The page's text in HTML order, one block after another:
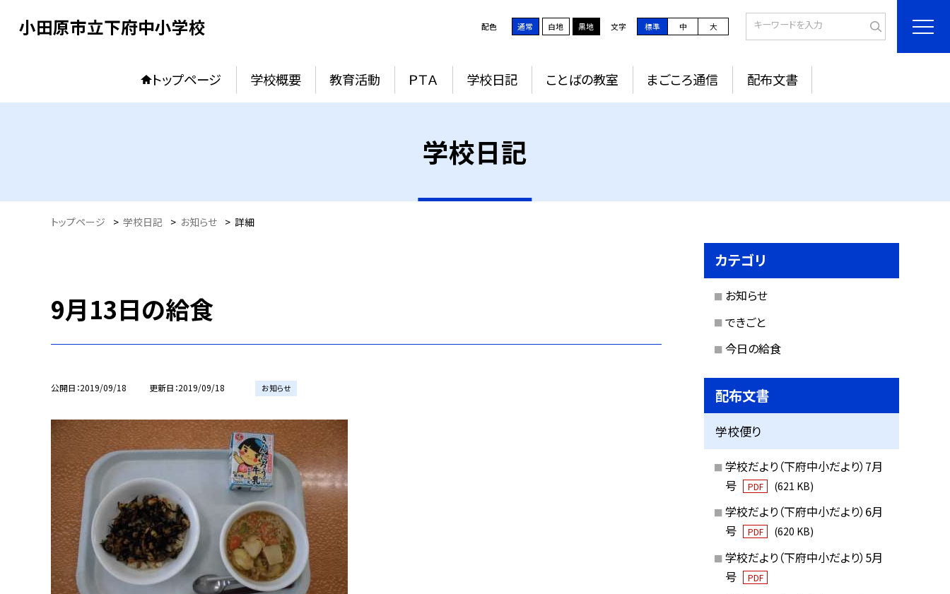
小田原市立下府中小学校 配色 通常 白地 黒地 文字 標準 中 大
トップページ 学校概要 教育活動 ＰＴＡ 学校日記 ことばの教室 まごころ通信 配布文書
学校日記
トップページ > 学校日記 > お知らせ > 詳細
9月13日の給食
公開日 2019/09/18 更新日 2019/09/18 お知らせ
カテゴリ
お知らせ
できごと
今日の給食
配布文書
学校便り
学校だより（下府中小だより）7月
号
PDF (621 KB)
学校だより（下府中小だより）6月
号
PDF (620 KB)
学校だより（下府中小だより）5月
号
PDF